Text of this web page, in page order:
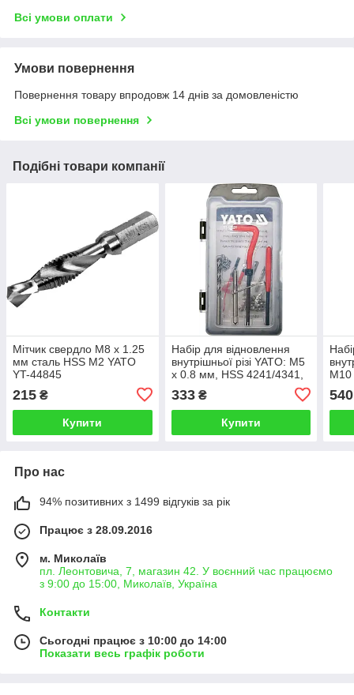
Всі умови оплати
Умови повернення
Повернення товару впродовж 14 днів за домовленістю
Всі умови повернення
Подібні товари компанії
Мітчик свердло М8 х 1.25
мм сталь HSS M2 YATO
YT-44845
215 ₴
Купити
Набір для відновлення
внутрішньої різі YATO: М5
x 0.8 мм, HSS 4241/4341,
333₴
Купити
М10
540
Про нас
94% позитивних з 1499 відгуків за рік
Працює з 28.09.2016
м. Миколаїв
пл. Леонтовича, 7, магазин 42. У воєнний час працюємо
з 9:00 до 15:00, Миколаїв, Україна
Контакти
Сьогодні працює з 10:00 до 14:00
Показати весь графік роботи